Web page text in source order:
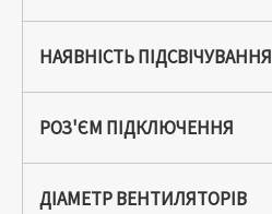
НАЯВНІСТЬ ПІДСВІЧУВАННЯ
РОЗ'ЄМ ПІДКЛЮЧЕННЯ
ДІАМЕТР ВЕНТИЛЯТОРІВ